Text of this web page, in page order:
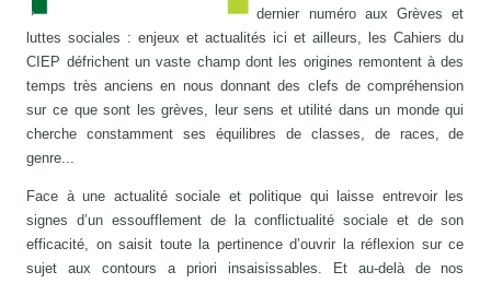
dernier numéro aux Grèves et
luttes sociales : enjeux et actualités ici et ailleurs, les Cahiers du
CIEP défrichent un vaste champ dont les origines remontent à des
temps très anciens en nous donnant des clefs de compréhension
sur ce que sont les grèves, leur sens et utilité dans un monde qui
cherche constamment ses équilibres de classes, de races, de
genre...
Face à une actualité sociale et politique qui laisse entrevoir les
signes d’un essoufflement de la conflictualité sociale et de son
efficacité, on saisit toute la pertinence d’ouvrir la réflexion sur ce
sujet aux contours a priori insaisissables. Et au-delà de nos